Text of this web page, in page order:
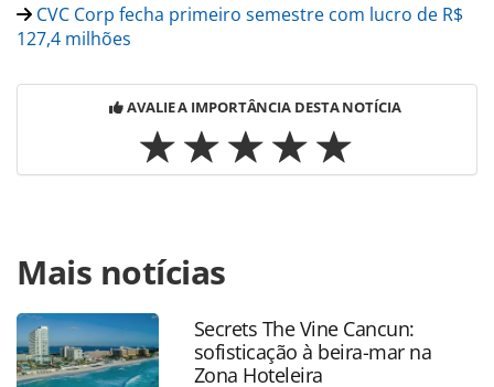
CVC Corp fecha primeiro semestre com lucro de R$
127,4 milhões
AVALIE A IMPORTÂNCIA DESTA NOTÍCIA
https://www.panrotas.com.br/mercado/consolidadoras/
santos-explica-por-que-vendeu-a-esferatur_157932.html ou
as ferramentas oferecidas na página. Todo o conteúdo
produzido pela PANROTAS Editora é protegido pela
legislação brasileira sobre direito autoral. Não reproduza o
Mais notícias
Secrets The Vine Cancun:
sofisticação à beira-mar na
Zona Hoteleira